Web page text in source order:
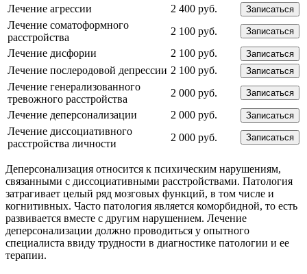
Лечение агрессии 2 400 руб. Записаться
Лечение соматоформного
расстройства
2 100 руб. Записаться
Лечение дисфории 2 100 руб. Записаться
Лечение послеродовой депрессии 2 100 руб. Записаться
Лечение генерализованного
тревожного расстройства
2 000 руб. Записаться
Лечение деперсонализации 2 000 руб. Записаться
Лечение диссоциативного
расстройства личности
2 000 руб. Записаться
Деперсонализация относится к психическим нарушениям,
связанными с диссоциативными расстройствами. Патология
затрагивает целый ряд мозговых функций, в том числе и
когнитивных. Часто патология является коморбидной, то есть
развивается вместе с другим нарушением. Лечение
деперсонализации должно проводиться у опытного
специалиста ввиду трудности в диагностике патологии и ее
терапии.